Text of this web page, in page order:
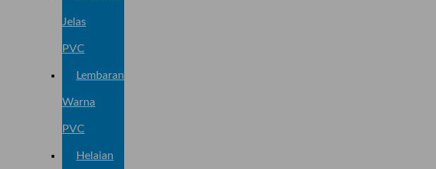
Jelas
PVC
Lembaran
Warna
PVC
Helaian